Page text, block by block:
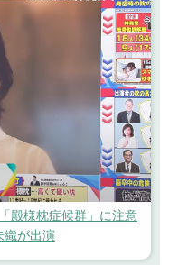
殿様枕症候群」に注意
織が出演